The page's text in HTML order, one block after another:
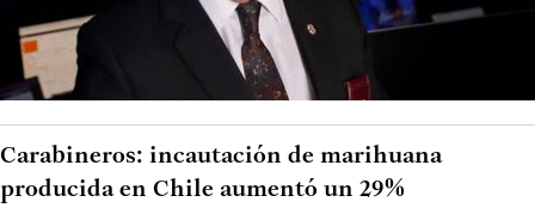
Carabineros: incautación de marihuana
producida en Chile aumentó un 29%